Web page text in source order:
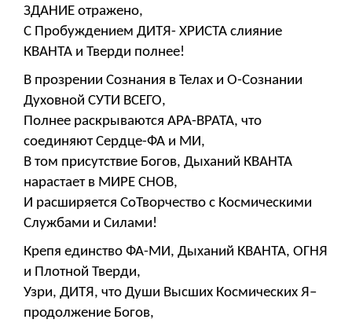
ЗДАНИЕ отражено,
С Пробуждением ДИТЯ- ХРИСТА слияние
КВАНТА и Тверди полнее!
В прозрении Сознания в Телах и О-Сознании
Духовной СУТИ ВСЕГО,
Полнее раскрываются АРА-ВРАТА, что
соединяют Сердце-ФА и МИ,
В том присутствие Богов, Дыханий КВАНТА
нарастает в МИРЕ СНОВ,
И расширяется СоТворчество с Космическими
Службами и Силами!
Крепя единство ФА-МИ, Дыханий КВАНТА, ОГНЯ
и Плотной Тверди,
Узри, ДИТЯ, что Души Высших Космических Я–
продолжение Богов,